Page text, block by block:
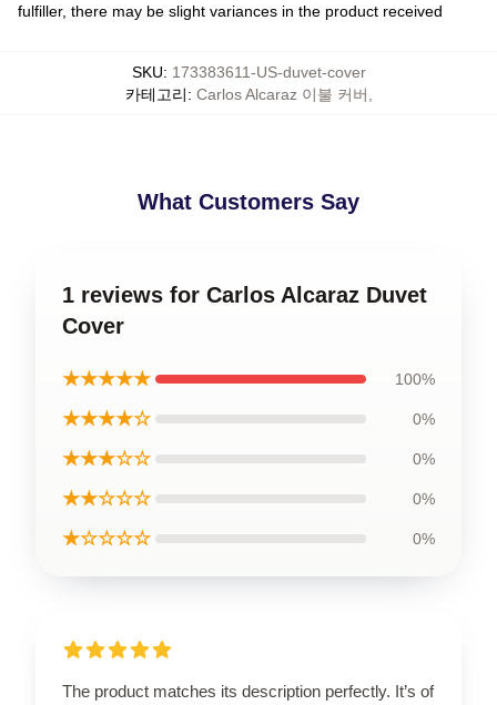
fulfiller, there may be slight variances in the product received
SKU: 173383611-US-duvet-cover
카테고리: Carlos Alcaraz 이불 커버
What Customers Say
1 reviews for Carlos Alcaraz Duvet
Cover
★★★★★ 100%
★★★★☆ 0%
★★★☆☆ 0%
★★☆☆☆ 0%
★☆☆☆☆ 0%
The product matches its description perfectly. It’s of